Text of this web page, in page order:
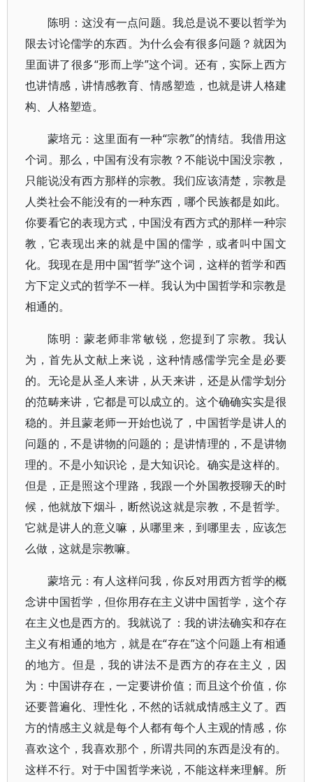
陈明：这没有一点问题。我总是说不要以哲学为
限去讨论儒学的东西。为什么会有很多问题？就因为
里面讲了很多“形而上学”这个词。还有，实际上西方
也讲情感，讲情感教育、情感塑造，也就是讲人格建
构、人格塑造。
蒙培元：这里面有一种“宗教”的情结。我借用这
个词。那么，中国有没有宗教？不能说中国没宗教，
只能说没有西方那样的宗教。我们应该清楚，宗教是
人类社会不能没有的一种东西，哪个民族都是如此。
你要看它的表现方式，中国没有西方式的那样一种宗
教，它表现出来的就是中国的儒学，或者叫中国文
化。我现在是用中国“哲学”这个词，这样的哲学和西
方下定义式的哲学不一样。我认为中国哲学和宗教是
相通的。
陈明：蒙老师非常敏锐，您提到了宗教。我认
为，首先从文献上来说，这种情感儒学完全是必要
的。无论是从圣人来讲，从天来讲，还是从儒学划分
的范畴来讲，它都是可以成立的。这个确确实实是很
稳的。并且蒙老师一开始也说了，中国哲学是讲人的
问题的，不是讲物的问题的；是讲情理的，不是讲物
理的。不是小知识论，是大知识论。确实是这样的。
但是，正是照这个理路，我跟一个外国教授聊天的时
候，他就放下烟斗，断然说这就是宗教，不是哲学。
它就是讲人的意义嘛，从哪里来，到哪里去，应该怎
么做，这就是宗教嘛。
蒙培元：有人这样问我，你反对用西方哲学的概
念讲中国哲学，但你用存在主义讲中国哲学，这个存
在主义也是西方的。我就说了：我的讲法确实和存在
主义有相通的地方，就是在“存在”这个问题上有相通
的地方。但是，我的讲法不是西方的存在主义，因
为：中国讲存在，一定要讲价值；而且这个价值，你
还要普遍化、理性化，不然的话就成情感主义了。西
方的情感主义就是每个人都有每个人主观的情感，你
喜欢这个，我喜欢那个，所谓共同的东西是没有的。
这样不行。对于中国哲学来说，不能这样来理解。所